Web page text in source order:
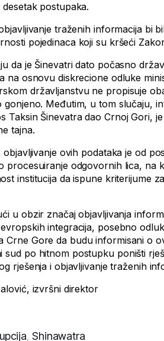
desetak postupaka.
traženih informacija bi
pojedinaca koji su kršeći
da je Šinevatri dato počasno
na osnovu diskrecione odluke
državljanstvu ne propisuje
gonjeno. Međutim, u tom slučaju,
Taksin Šinevatra dao Crnoj Gori,
tajna.
objavljivanje ovih podataka je od
procesuiranje odgovornih lica, na
institucija da ispune kriterijume
u obzir značaj objavljivanja
integracija, posebno
Crne Gore da budu informisani o
sud po hitnom postupku poništi
rješenja i objavljivanje traženih
izvršni direktor
, Shinawatra